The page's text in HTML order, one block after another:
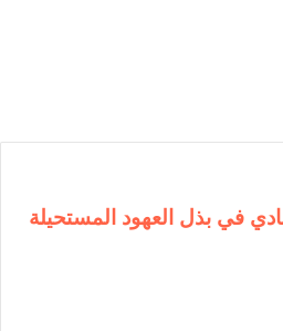
في بذل العهود المستحيلة